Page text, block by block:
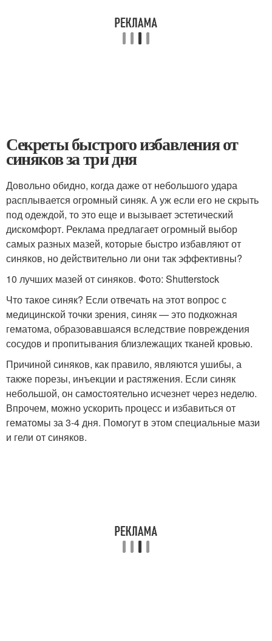
Секреты быстрого избавления от
синяков за три дня
Довольно обидно, когда даже от небольшого удара
расплывается огромный синяк. А уж если его не скрыть
под одеждой, то это еще и вызывает эстетический
дискомфорт. Реклама предлагает огромный выбор
самых разных мазей, которые быстро избавляют от
синяков, но действительно ли они так эффективны?
10 лучших мазей от синяков. Фото: Shutterstock
Что такое синяк? Если отвечать на этот вопрос с
медицинской точки зрения, синяк — это подкожная
гематома, образовавшаяся вследствие повреждения
сосудов и пропитывания близлежащих тканей кровью.
Причиной синяков, как правило, являются ушибы, а
также порезы, инъекции и растяжения. Если синяк
небольшой, он самостоятельно исчезнет через неделю.
Впрочем, можно ускорить процесс и избавиться от
гематомы за 3-4 дня. Помогут в этом специальные мази
и гели от синяков.